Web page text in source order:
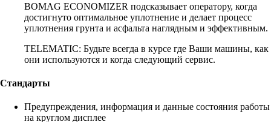
BOMAG ECONOMIZER подсказывает оператору, когда
достигнуто оптимальное уплотнение и делает процесс
уплотнения грунта и асфальта наглядным и эффективным.
TELEMATIC: Будьте всегда в курсе где Ваши машины, как
они используются и когда следующий сервис.
Стандарты
Предупреждения, информация и данные состояния работы
на круглом дисплее